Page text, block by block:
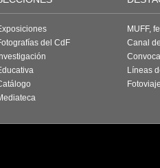
del CdF
MUFF,
Canal
Líneas